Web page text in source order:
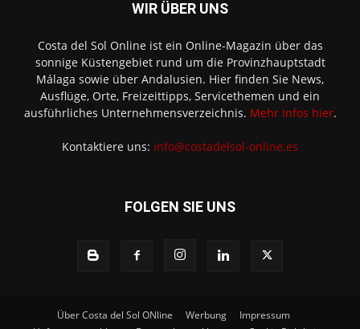
WIR ÜBER UNS
Costa del Sol Online ist ein Online-Magazin über das
sonnige Küstengebiet rund um die Provinzhauptstadt
Málaga sowie über Andalusien. Hier finden Sie News,
Ausflüge, Orte, Freizeittipps, Servicethemen und ein
ausführliches Unternehmensverzeichnis. Mehr Infos hier.
Kontaktiere uns: info@costadelsol-online.es
FOLGEN SIE UNS
Über Costa del Sol ONline Werbung
Impressum